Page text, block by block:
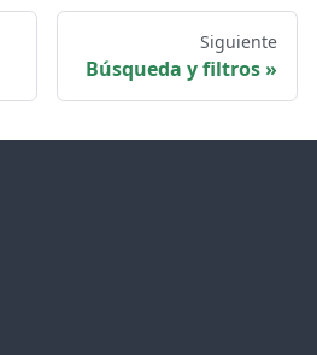
Siguiente
Búsqueda y filtros